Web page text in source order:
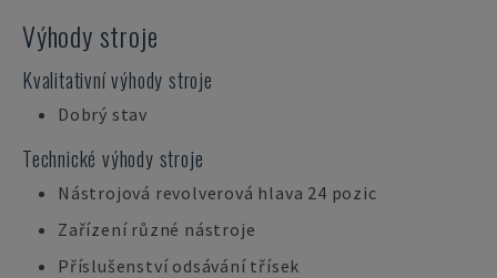
Výhody stroje
Kvalitativní výhody stroje
Dobrý stav
Technické výhody stroje
Nástrojová revolverová hlava 24 pozic
Zařízení různé nástroje
Příslušenství odsávání třísek